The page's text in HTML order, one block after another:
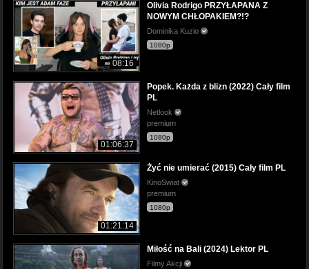
08:16
Olivia Rodrigo PRZYŁAPANA Z
NOWYM CHŁOPAKIEM?!?
Dominika Kuzio
1080p
01:06:37
Popek. Każda z blizn (2022) Cały film
PL
Netlook
premium
1080p
01:21:14
Żyć nie umierać (2015) Cały film PL
KinoSwiat
premium
1080p
Miłość na Bali (2024) Lektor PL
Filmy Akcji